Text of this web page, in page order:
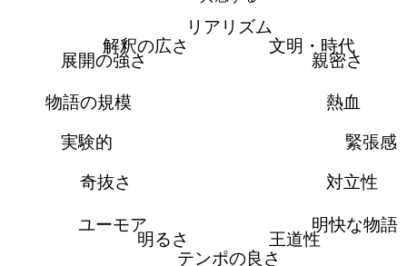
リアリズム
文明・時代
親密さ
熱血
緊張感
対立性
明快な物語
王道性
テンポの良さ
明るさ
ユーモア
奇抜さ
実験的
物語の規模
展開の強さ
解釈の広さ